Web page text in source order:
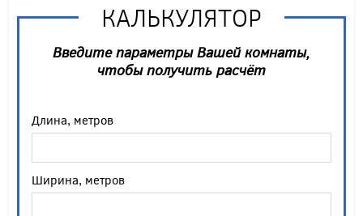
КАЛЬКУЛЯТОР
Введите параметры Вашей комнаты,
чтобы получить расчёт
Длина, метров
Ширина, метров